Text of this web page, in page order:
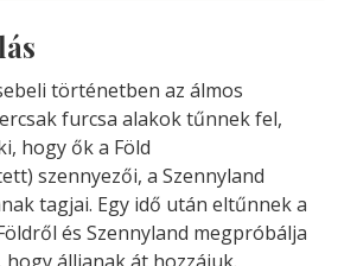
történetben az álmos
furcsa alakok tűnnek fel,
hogy ők a Föld
szennyezői, a Szennyland
tagjai. Egy idő után eltűnnek a
és Szennyland megpróbálja